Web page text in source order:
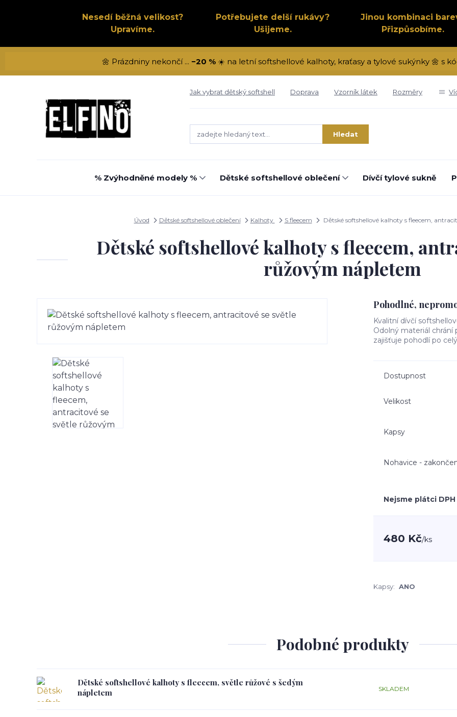
Nesedí běžná velikost?
Upravíme.
Potřebujete delší rukávy?
Ušijeme.
Jinou kombinaci
Přizpůsobíme.
🌼 Prázdniny nekončí ... −20 %☀️ na letní softshellové kalhoty, kraťasy a tylové sukýnky 🌼 s
Jak vybrat dětský softshell Doprava Vzorník látek Rozměry
Hledat
% Zvýhodněné modely % Dětské softshellové oblečení Dívčí tylové sukně
Úvod Dětské softshellové oblečení Kalhoty S fleecem Dětské softshellové kalhoty s fleecem,
Dětské softshellové kalhoty s fleecem,
růžovým nápletem
Pohodlné,
Kvalitní dívčí
Odolný materiál
zajišťuje pohodlí po
Dostupnost
Velikost
Kapsy
Nohavice -
Nejsme plátci DPH
480 Kč/ks
Kapsy: ANO
Podobné produkty
Dětské softshellové kalhoty s fleecem, světle růžové s šedým
nápletem
SKLADEM